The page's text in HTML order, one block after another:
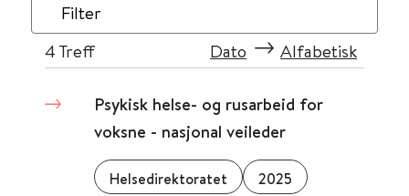
Filter
4 Treff Dato Alfabetisk
Psykisk helse- og rusarbeid for
voksne - nasjonal veileder
Helsedirektoratet 2025